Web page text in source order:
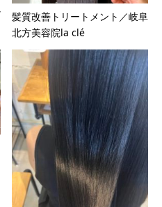
髪質改善トリートメント／岐阜
北方美容院la clé